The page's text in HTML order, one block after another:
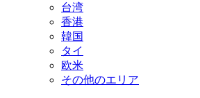
台湾
香港
韓国
タイ
欧米
その他のエリア